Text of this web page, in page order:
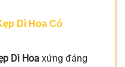
Dì Hoa Có
Dì Hoa xứng đáng